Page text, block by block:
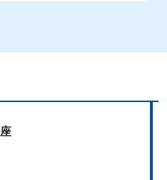
。
実施して脆弱性やサイ